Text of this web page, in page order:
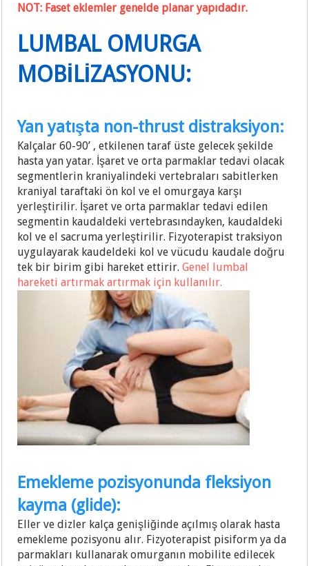
NOT: Faset eklemler genelde planar yapıdadır.
LUMBAL OMURGA
MOBİLİZASYONU:
Yan yatışta non-thrust distraksiyon:
Kalçalar 60-90’ , etkilenen taraf üste gelecek şekilde
hasta yan yatar. İşaret ve orta parmaklar tedavi olacak
segmentlerin kraniyalindeki vertebraları sabitlerken
kraniyal taraftaki ön kol ve el omurgaya karşı
yerleştirilir. İşaret ve orta parmaklar tedavi edilen
segmentin kaudaldeki vertebrasındayken, kaudaldeki
kol ve el sacruma yerleştirilir. Fizyoterapist traksiyon
uygulayarak kaudeldeki kol ve vücudu kaudale doğru
tek bir birim gibi hareket ettirir.Genel lumbal
hareketi artırmak artırmak için kullanılır.
Emekleme pozisyonunda fleksiyon
kayma (glide):
Eller ve dizler kalça genişliğinde açılmış olarak hasta
emekleme pozisyonu alır. Fizyoterapist pisiform ya da
parmakları kullanarak omurganın mobilite edilecek